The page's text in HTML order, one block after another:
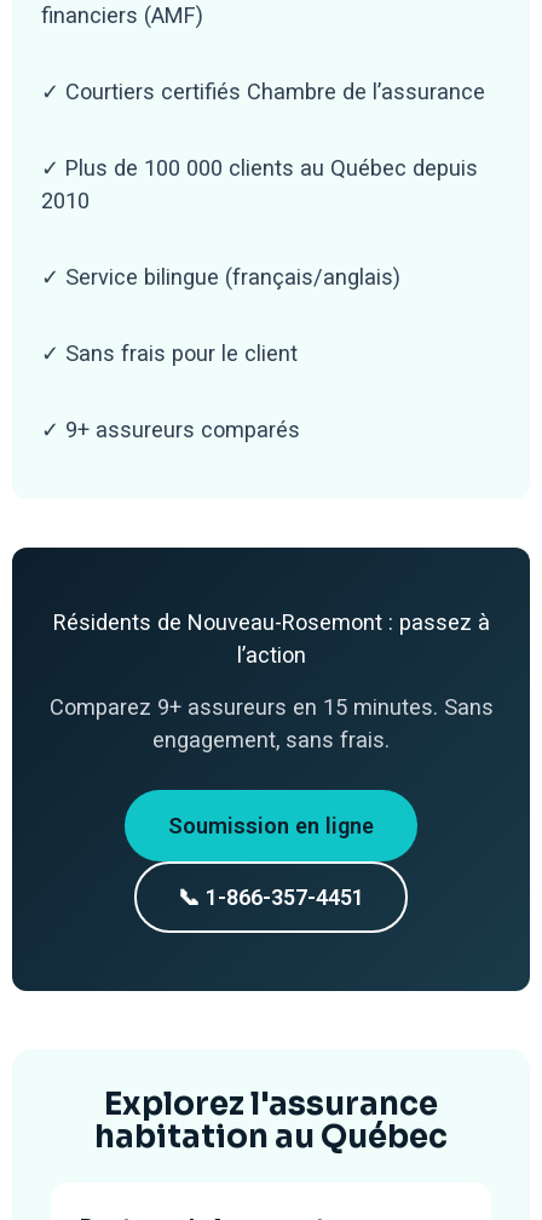
financiers (AMF)
✓ Courtiers certifiés Chambre de l’assurance
✓ Plus de 100 000 clients au Québec depuis
2010
✓ Service bilingue (français/anglais)
✓ Sans frais pour le client
✓ 9+ assureurs comparés
Résidents de Nouveau-Rosemont : passez à
l’action
Comparez 9+ assureurs en 15 minutes. Sans
engagement, sans frais.
Soumission en ligne
📞 1-866-357-4451
Explorez l'assurance
habitation au Québec